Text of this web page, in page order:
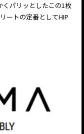
くパリッとしたこの1枚
ートの定番としてHIP